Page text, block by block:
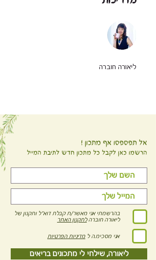
ליאורה חוברה
אל תפספסו אף מתכון !
הרשמו כאן לקבל כל מתכון חדש לתיבת המייל
בהרשמתי אני מאשר/ת קבלת דוא"ל ותקנון של
ליאורה חוברהלתקנון האתר
אני מסכימ.ה ל מדיניות הפרטיות
ליאורה, שילחי לי מתכונים בריאים